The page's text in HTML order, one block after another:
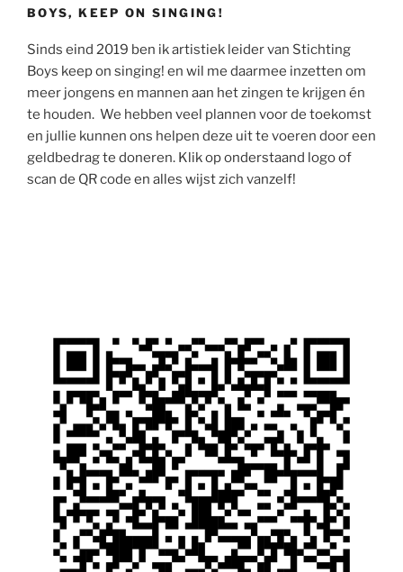
BOYS, KEEP ON SINGING!
Sinds eind 2019 ben ik artistiek leider van Stichting
Boys keep on singing! en wil me daarmee inzetten om
meer jongens en mannen aan het zingen te krijgen én
te houden. We hebben veel plannen voor de toekomst
en jullie kunnen ons helpen deze uit te voeren door een
geldbedrag te doneren. Klik op onderstaand logo of
scan de QR code en alles wijst zich vanzelf!